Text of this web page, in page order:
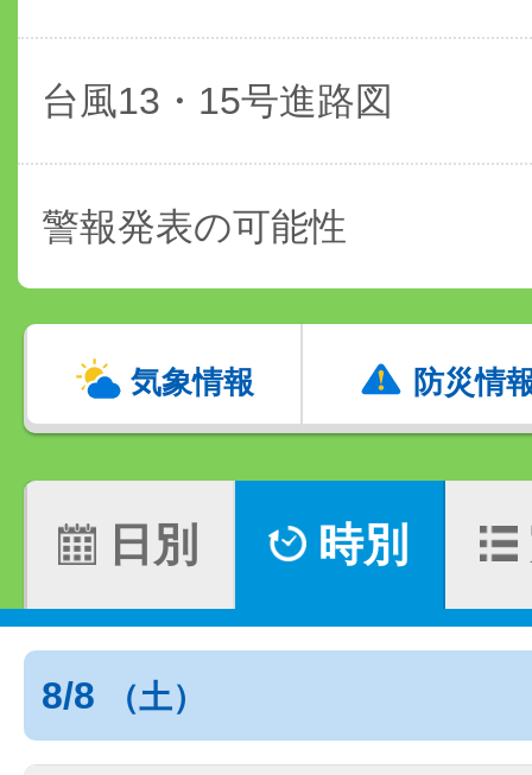
台風13・15号進路図
警報発表の可能性
気象情報 防災情
日別 時別
8/8 （土）